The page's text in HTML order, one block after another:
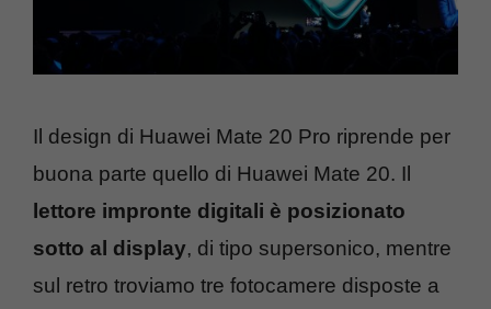
Il design di Huawei Mate 20 Pro riprende per
buona parte quello di Huawei Mate 20. Il
lettore impronte digitali è posizionato
sotto al display, di tipo supersonico, mentre
sul retro troviamo tre fotocamere disposte a